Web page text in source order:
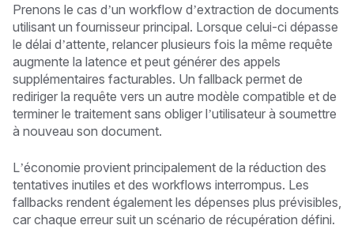
Prenons le cas d’un workflow d’extraction de documents
utilisant un fournisseur principal. Lorsque celui-ci dépasse
le délai d’attente, relancer plusieurs fois la même requête
augmente la latence et peut générer des appels
supplémentaires facturables. Un fallback permet de
rediriger la requête vers un autre modèle compatible et de
terminer le traitement sans obliger l’utilisateur à soumettre
à nouveau son document.
L’économie provient principalement de la réduction des
tentatives inutiles et des workflows interrompus. Les
fallbacks rendent également les dépenses plus prévisibles,
car chaque erreur suit un scénario de récupération défini.